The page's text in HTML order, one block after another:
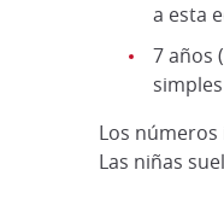
a esta
7 años
Los
Las niñas